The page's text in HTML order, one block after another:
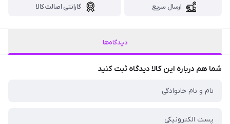
ارسال سریع گارانتی اصالت کالا
دیدگاه‌ها
شما هم درباره این کالا دیدگاه ثبت کنید